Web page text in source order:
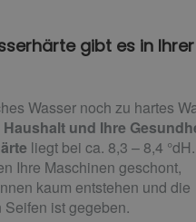
gibt es in Ihrer
Wasser noch zu hartes
und Ihre
liegt bei ca. 8,3 – 8,4 °dH.
Ihre Maschinen geschont,
kaum entstehen und die
ist gegeben.